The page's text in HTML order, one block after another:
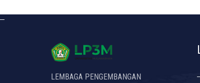
LEMBAGA PENGEMBANGAN